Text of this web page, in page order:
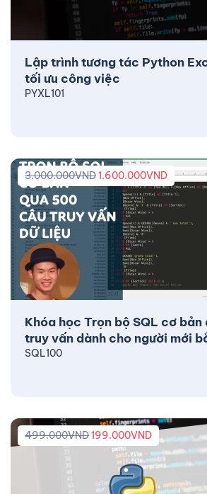
Lập trình tương tác Python
tối ưu công việc
PYXL101
Khóa học Trọn bộ SQL cơ
truy vấn dành cho người mới
3.000.000VND1.600.000VND
SQL100
499.000VND199.000VND